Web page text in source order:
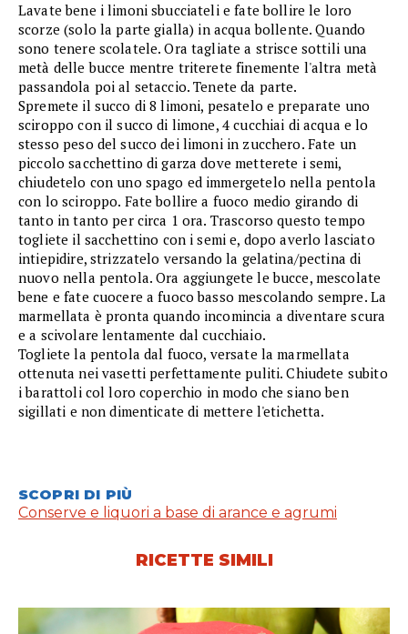
Lavate bene i limoni sbucciateli e fate bollire le loro
scorze (solo la parte gialla) in acqua bollente. Quando
sono tenere scolatele. Ora tagliate a strisce sottili una
metà delle bucce mentre triterete finemente l'altra metà
passandola poi al setaccio. Tenete da parte.
Spremete il succo di 8 limoni, pesatelo e preparate uno
sciroppo con il succo di limone, 4 cucchiai di acqua e lo
stesso peso del succo dei limoni in zucchero. Fate un
piccolo sacchettino di garza dove metterete i semi,
chiudetelo con uno spago ed immergetelo nella pentola
con lo sciroppo. Fate bollire a fuoco medio girando di
tanto in tanto per circa 1 ora. Trascorso questo tempo
togliete il sacchettino con i semi e, dopo averlo lasciato
intiepidire, strizzatelo versando la gelatina/pectina di
nuovo nella pentola. Ora aggiungete le bucce, mescolate
bene e fate cuocere a fuoco basso mescolando sempre. La
marmellata è pronta quando incomincia a diventare scura
e a scivolare lentamente dal cucchiaio.
Togliete la pentola dal fuoco, versate la marmellata
ottenuta nei vasetti perfettamente puliti. Chiudete subito
i barattoli col loro coperchio in modo che siano ben
sigillati e non dimenticate di mettere l'etichetta.
SCOPRI DI PIÙ
Conserve e liquori a base di arance e agrumi
RICETTE SIMILI